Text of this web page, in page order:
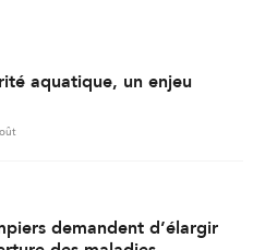
aquatique, un enjeu
demandent d’élargir